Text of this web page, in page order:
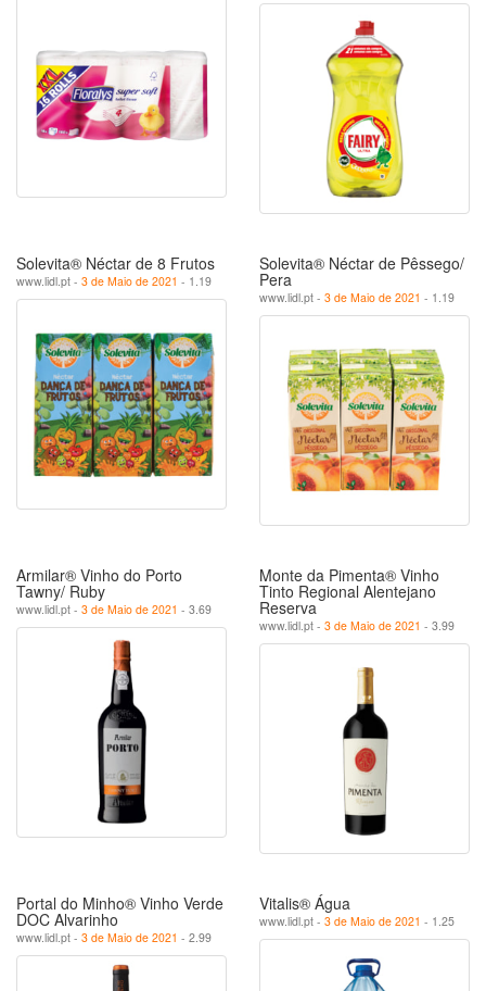
Solevita® Néctar de 8 Frutos
www.lidl.pt - 3 de Maio de 2021 - 1.19
Solevita® Néctar de Pêssego/
Pera
www.lidl.pt - 3 de Maio de 2021 - 1.19
Armilar® Vinho do Porto
Tawny/ Ruby
www.lidl.pt - 3 de Maio de 2021 - 3.69
Monte da Pimenta® Vinho
Tinto Regional Alentejano
Reserva
www.lidl.pt - 3 de Maio de 2021 - 3.99
Portal do Minho® Vinho Verde
DOC Alvarinho
www.lidl.pt - 3 de Maio de 2021 - 2.99
Vitalis® Água
www.lidl.pt - 3 de Maio de 2021 - 1.25